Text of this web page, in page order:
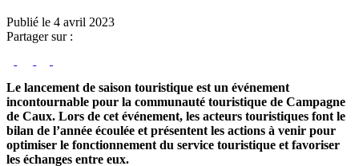
Publié le 4 avril 2023
Partager sur :
Le lancement de saison touristique est un événement
incontournable pour la communauté touristique de Campagne
de Caux. Lors de cet événement, les acteurs touristiques font le
bilan de l’année écoulée et présentent les actions à venir pour
optimiser le fonctionnement du service touristique et favoriser
les échanges entre eux.